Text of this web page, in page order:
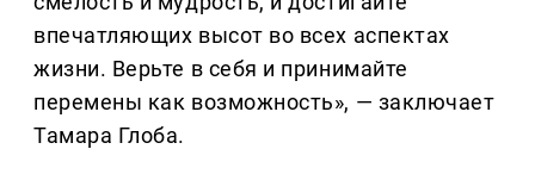
впечатляющих высот во всех аспектах
жизни. Верьте в себя и принимайте
перемены как возможность», — заключает
Тамара Глоба.